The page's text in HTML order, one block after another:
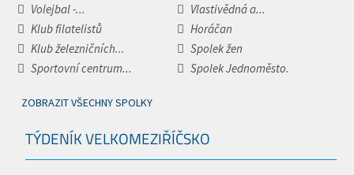
Volejbal -...
Vlastivědná a...
Klub filatelistů
Horáčan
Klub železničních...
Spolek žen
Sportovní centrum...
Spolek Jednoměsto.
ZOBRAZIT VŠECHNY SPOLKY
TÝDENÍK VELKOMEZIŘÍČSKO